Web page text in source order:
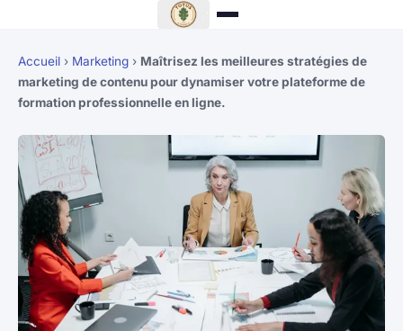
Accueil › Marketing › Maîtrisez les meilleures stratégies de
marketing de contenu pour dynamiser votre plateforme de
formation professionnelle en ligne.